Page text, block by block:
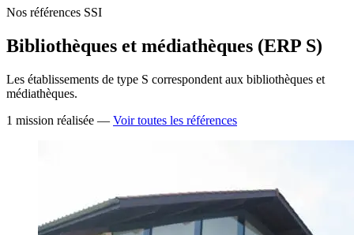
Nos références SSI
Bibliothèques et médiathèques (ERP S)
Les établissements de type S correspondent aux bibliothèques et
médiathèques.
1 mission réalisée — Voir toutes les références